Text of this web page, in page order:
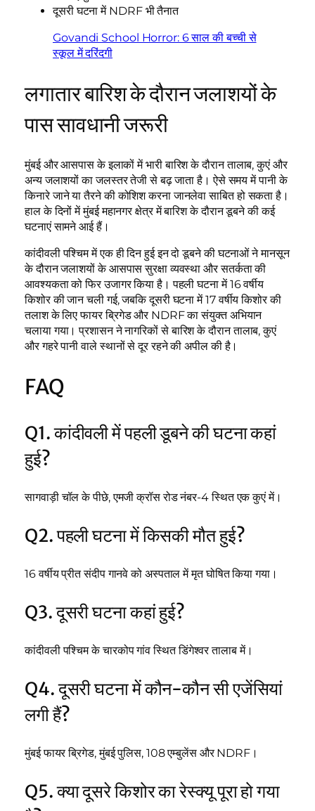
दूसरी घटना में NDRF भी तैनात
Govandi School Horror: 6 साल की बच्ची से
स्कूल में दरिंदगी
लगातार बारिश के दौरान जलाशयों के
पास सावधानी जरूरी
मुंबई और आसपास के इलाकों में भारी बारिश के दौरान तालाब, कुएं और
अन्य जलाशयों का जलस्तर तेजी से बढ़ जाता है। ऐसे समय में पानी के
किनारे जाने या तैरने की कोशिश करना जानलेवा साबित हो सकता है।
हाल के दिनों में मुंबई महानगर क्षेत्र में बारिश के दौरान डूबने की कई
घटनाएं सामने आई हैं।
कांदीवली पश्चिम में एक ही दिन हुई इन दो डूबने की घटनाओं ने मानसून
के दौरान जलाशयों के आसपास सुरक्षा व्यवस्था और सतर्कता की
आवश्यकता को फिर उजागर किया है। पहली घटना में 16 वर्षीय
किशोर की जान चली गई, जबकि दूसरी घटना में 17 वर्षीय किशोर की
तलाश के लिए फायर ब्रिगेड और NDRF का संयुक्त अभियान
चलाया गया। प्रशासन ने नागरिकों से बारिश के दौरान तालाब, कुएं
और गहरे पानी वाले स्थानों से दूर रहने की अपील की है।
FAQ
Q1. कांदीवली में पहली डूबने की घटना कहां
हुई?
सागवाड़ी चॉल के पीछे, एमजी क्रॉस रोड नंबर-4 स्थित एक कुएं में।
Q2. पहली घटना में किसकी मौत हुई?
16 वर्षीय प्रीत संदीप गानवे को अस्पताल में मृत घोषित किया गया।
Q3. दूसरी घटना कहां हुई?
कांदीवली पश्चिम के चारकोप गांव स्थित डिंगेश्वर तालाब में।
Q4. दूसरी घटना में कौन-कौन सी एजेंसियां
लगी हैं?
मुंबई फायर ब्रिगेड, मुंबई पुलिस, 108 एम्बुलेंस और NDRF।
Q5. क्या दूसरे किशोर का रेस्क्यू पूरा हो गया